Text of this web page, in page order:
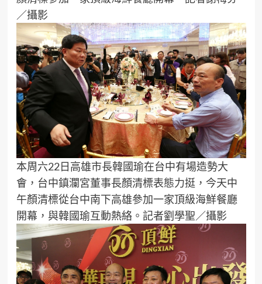
／攝影
本周六22日高雄市長韓國瑜在台中有場造勢大
會，台中鎮瀾宮董事長顏清標表態力挺，今天中
午顏清標從台中南下高雄參加一家頂級海鮮餐廳
開幕，與韓國瑜互動熱絡。記者劉學聖／攝影